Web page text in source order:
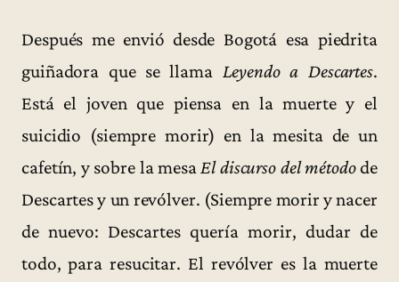
Después me envió desde Bogotá esa piedrita
guiñadora que se llama Leyendo a Descartes.
Está el joven que piensa en la muerte y el
suicidio (siempre morir) en la mesita de un
cafetín, y sobre la mesa El discurso del métodode
Descartes y un revólver. (Siempre morir y nacer
de nuevo: Descartes quería morir, dudar de
todo, para resucitar. El revólver es la muerte